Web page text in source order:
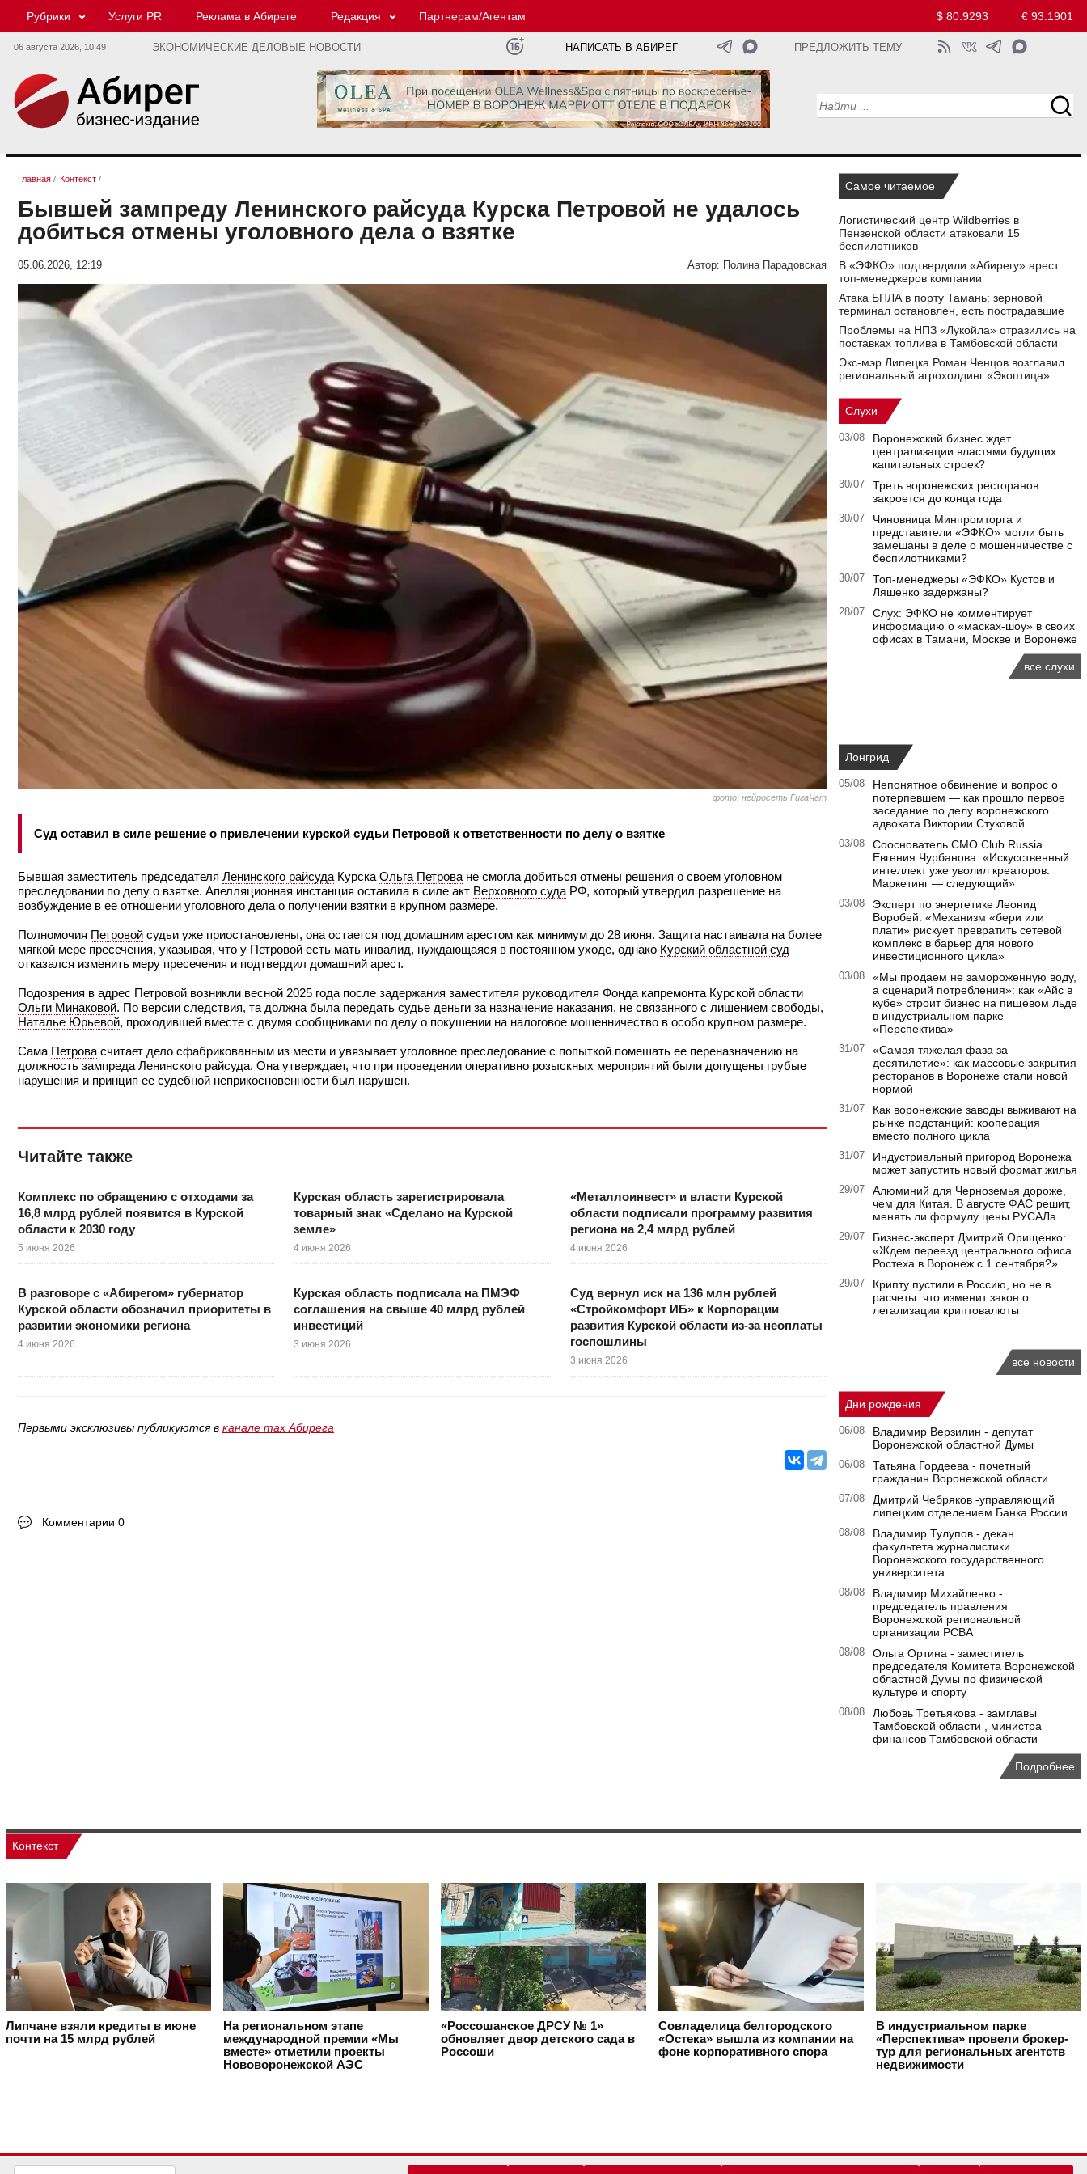
Рубрики Услуги PR Реклама в Абиреге Редакция Партнерам/Агентам $ 80.9293 € 93.1901
06 августа 2026, 10:49 ЭКОНОМИЧЕСКИЕ ДЕЛОВЫЕ НОВОСТИ НАПИСАТЬ В АБИРЕГ ПРЕДЛОЖИТЬ ТЕМУ
Главная / Контекст /
Бывшей зампреду Ленинского райсуда Курска Петровой не удалось
добиться отмены уголовного дела о взятке
05.06.2026, 12:19 Автор: Полина Парадовская
фото: нейросеть ГигаЧат
Суд оставил в силе решение о привлечении курской судьи Петровой к ответственности по делу о взятке
Бывшая заместитель председателя Ленинского райсуда Курска Ольга Петрова не смогла добиться отмены решения о своем уголовном
преследовании по делу о взятке. Апелляционная инстанция оставила в силе акт Верховного суда РФ, который утвердил разрешение на
возбуждение в ее отношении уголовного дела о получении взятки в крупном размере.
Полномочия Петровой судьи уже приостановлены, она остается под домашним арестом как минимум до 28 июня. Защита настаивала на более
мягкой мере пресечения, указывая, что у Петровой есть мать инвалид, нуждающаяся в постоянном уходе, однако Курский областной суд
отказался изменить меру пресечения и подтвердил домашний арест.
Подозрения в адрес Петровой возникли весной 2025 года после задержания заместителя руководителя Фонда капремонта Курской области
Ольги Минаковой. По версии следствия, та должна была передать судье деньги за назначение наказания, не связанного с лишением свободы,
Наталье Юрьевой, проходившей вместе с двумя сообщниками по делу о покушении на налоговое мошенничество в особо крупном размере.
Сама Петрова считает дело сфабрикованным из мести и увязывает уголовное преследование с попыткой помешать ее переназначению на
должность зампреда Ленинского райсуда. Она утверждает, что при проведении оперативно розыскных мероприятий были допущены грубые
нарушения и принцип ее судебной неприкосновенности был нарушен.
Читайте также
Комплекс по обращению с отходами за
16,8 млрд рублей появится в Курской
области к 2030 году
5 июня 2026
Курская область зарегистрировала
товарный знак «Сделано на Курской
земле»
4 июня 2026
«Металлоинвест» и власти Курской
области подписали программу развития
региона на 2,4 млрд рублей
4 июня 2026
В разговоре с «Абирегом» губернатор
Курской области обозначил приоритеты в
развитии экономики региона
4 июня 2026
Курская область подписала на ПМЭФ
соглашения на свыше 40 млрд рублей
инвестиций
3 июня 2026
Суд вернул иск на 136 млн рублей
«Стройкомфорт ИБ» к Корпорации
развития Курской области из-за неоплаты
госпошлины
3 июня 2026
Первыми эксклюзивы публикуются в канале max Абирега
Комментарии 0
Самое читаемое
Логистический центр Wildberries в
Пензенской области атаковали 15
беспилотников
В «ЭФКО» подтвердили «Абирегу» арест
топ-менеджеров компании
Атака БПЛА в порту Тамань: зерновой
терминал остановлен, есть пострадавшие
Проблемы на НПЗ «Лукойла» отразились на
поставках топлива в Тамбовской области
Экс-мэр Липецка Роман Ченцов возглавил
региональный агрохолдинг «Экоптица»
Слухи
03/08
Воронежский бизнес ждет
централизации властями будущих
капитальных строек?
30/07
Треть воронежских ресторанов
закроется до конца года
30/07
Чиновница Минпромторга и
представители «ЭФКО» могли быть
замешаны в деле о мошенничестве с
беспилотниками?
30/07
Топ-менеджеры «ЭФКО» Кустов и
Ляшенко задержаны?
28/07
Слух: ЭФКО не комментирует
информацию о «масках-шоу» в своих
офисах в Тамани, Москве и Воронеже
все слухи
Лонгрид
05/08
Непонятное обвинение и вопрос о
потерпевшем — как прошло первое
заседание по делу воронежского
адвоката Виктории Стуковой
03/08
Сооснователь CMO Club Russia
Евгения Чурбанова: «Искусственный
интеллект уже уволил креаторов.
Маркетинг — следующий»
03/08
Эксперт по энергетике Леонид
Воробей: «Механизм «бери или
плати» рискует превратить сетевой
комплекс в барьер для нового
инвестиционного цикла»
03/08
«Мы продаем не замороженную воду,
а сценарий потребления»: как «Айс в
кубе» строит бизнес на пищевом льде
в индустриальном парке
«Перспектива»
31/07
«Самая тяжелая фаза за
десятилетие»: как массовые закрытия
ресторанов в Воронеже стали новой
нормой
31/07
Как воронежские заводы выживают на
рынке подстанций: кооперация
вместо полного цикла
31/07
Индустриальный пригород Воронежа
может запустить новый формат жилья
29/07
Алюминий для Черноземья дороже,
чем для Китая. В августе ФАС решит,
менять ли формулу цены РУСАЛа
29/07
Бизнес-эксперт Дмитрий Орищенко:
«Ждем переезд центрального офиса
Ростеха в Воронеж с 1 сентября?»
29/07
Крипту пустили в Россию, но не в
расчеты: что изменит закон о
легализации криптовалюты
все новости
Дни рождения
06/08
Владимир Верзилин - депутат
Воронежской областной Думы
06/08
Татьяна Гордеева - почетный
гражданин Воронежской области
07/08
Дмитрий Чебряков -управляющий
липецким отделением Банка России
08/08
Владимир Тулупов - декан
факультета журналистики
Воронежского государственного
университета
08/08
Владимир Михайленко -
председатель правления
Воронежской региональной
организации РСВА
08/08
Ольга Ортина - заместитель
председателя Комитета Воронежской
областной Думы по физической
культуре и спорту
08/08
Любовь Третьякова - замглавы
Тамбовской области , министра
финансов Тамбовской области
Подробнее
Контекст
Липчане взяли кредиты в июне
почти на 15 млрд рублей
На региональном этапе
международной премии «Мы
вместе» отметили проекты
Нововоронежской АЭС
«Россошанское ДРСУ № 1»
обновляет двор детского сада в
Россоши
Совладелица белгородского
«Остека» вышла из компании на
фоне корпоративного спора
В индустриальном парке
«Перспектива» провели брокер-
тур для региональных агентств
недвижимости